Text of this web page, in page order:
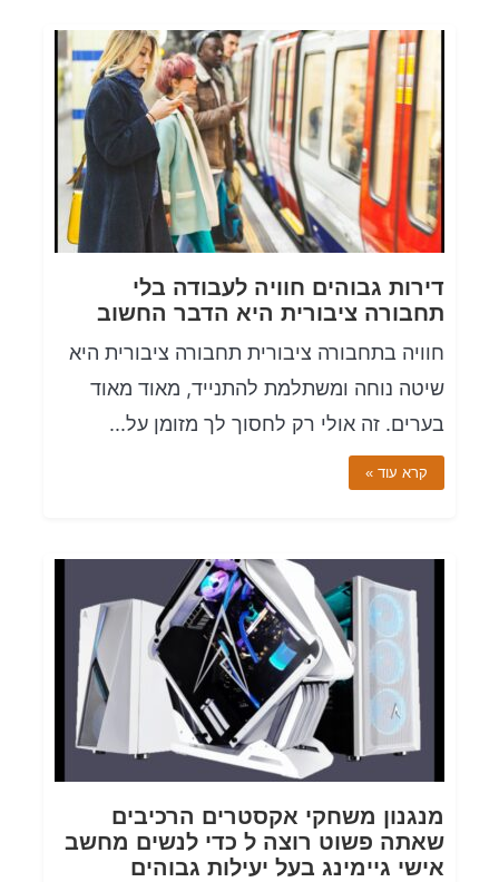
דירות גבוהים חוויה לעבודה בלי
תחבורה ציבורית היא הדבר החשוב
חוויה בתחבורה ציבורית תחבורה ציבורית היא
שיטה נוחה ומשתלמת להתנייד, מאוד מאוד
בערים. זה אולי רק לחסוך לך מזומן על...
קרא עוד »
מנגנון משחקי אקסטרים הרכיבים
שאתה פשוט רוצה ל כדי לנשים מחשב
אישי גיימינג בעל יעילות גבוהים